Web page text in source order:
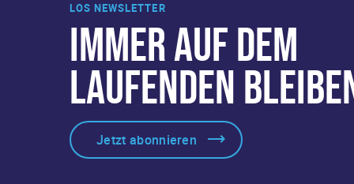
LOS NEWSLETTER
IMMER AUF DEM
LAUFENDEN
Jetzt abonnieren